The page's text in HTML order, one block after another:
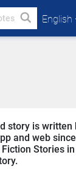
English
story is
and web
Stories